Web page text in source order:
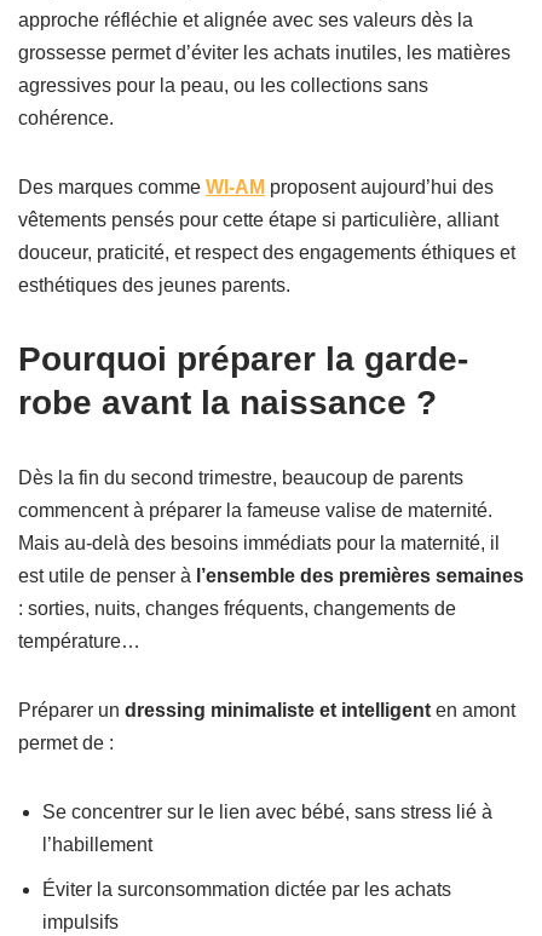
approche réfléchie et alignée avec ses valeurs dès la
grossesse permet d’éviter les achats inutiles, les matières
agressives pour la peau, ou les collections sans
cohérence.
Des marques comme WI-AM proposent aujourd’hui des
vêtements pensés pour cette étape si particulière, alliant
douceur, praticité, et respect des engagements éthiques et
esthétiques des jeunes parents.
Pourquoi préparer la garde-
robe avant la naissance ?
Dès la fin du second trimestre, beaucoup de parents
commencent à préparer la fameuse valise de maternité.
Mais au-delà des besoins immédiats pour la maternité, il
est utile de penser à l’ensemble des premières semaines
: sorties, nuits, changes fréquents, changements de
température…
Préparer un dressing minimaliste et intelligent en amont
permet de :
Se concentrer sur le lien avec bébé, sans stress lié à
l’habillement
Éviter la surconsommation dictée par les achats
impulsifs